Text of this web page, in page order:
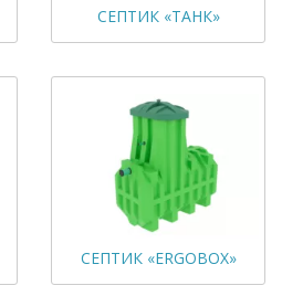
СЕПТИК «ТАНК»
СЕПТИК «ERGOBOX»